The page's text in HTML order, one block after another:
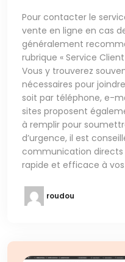
Pour contacter le
vente en ligne en cas
généralement
rubrique « Service
Vous y trouverez
nécessaires pour
soit par téléphone, e-
sites proposent
à remplir pour
d’urgence, il est
communication directs
rapide et efficace à
roudou